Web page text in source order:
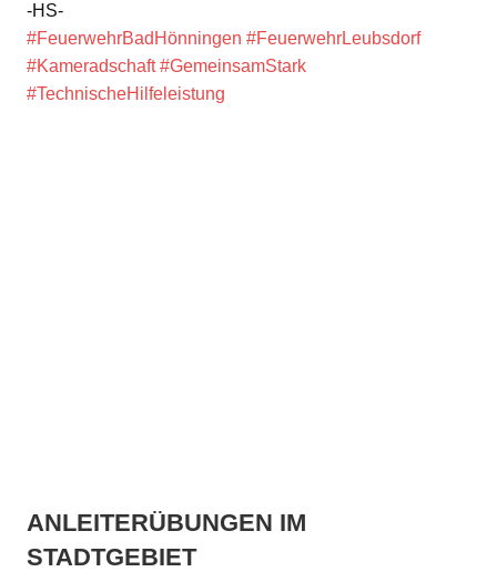
-HS-
#FeuerwehrBadHönningen #FeuerwehrLeubsdorf
#Kameradschaft #GemeinsamStark
#TechnischeHilfeleistung
ANLEITERÜBUNGEN IM
STADTGEBIET